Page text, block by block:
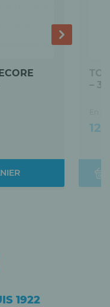
–
Prix
1922